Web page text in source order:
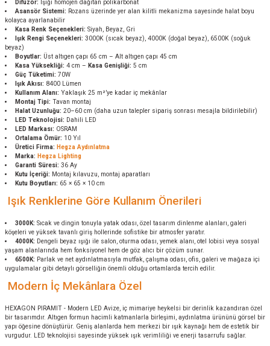
Difüzör:
Işığı homojen dağıtan polikarbonat
Asansör Sistemi: Rozans üzerinde yer alan kilitli mekanizma sayesinde halat boyu
kolayca ayarlanabilir
Kasa Renk Seçenekleri: Siyah, Beyaz, Gri
Işık Rengi Seçenekleri: 3000K (sıcak beyaz), 4000K (doğal beyaz), 6500K (soğuk
beyaz)
Boyutlar: Üst altıgen çapı 65 cm – Alt altıgen çapı 45 cm
Kasa Yüksekliği: 4 cm – Kasa Genişliği: 5 cm
Güç Tüketimi: 70W
Işık Akısı: 8400 Lümen
Kullanım Alanı: Yaklaşık 25 m²’ye kadar iç mekânlar
Montaj Tipi: Tavan montaj
Halat Uzunluğu: 20–60 cm (daha uzun talepler sipariş sonrası mesajla bildirilebilir)
LED Teknolojisi: Dahili LED
LED Markası: OSRAM
Ortalama Ömür: 10 Yıl
Üretici Firma: Hegza Aydınlatma
Marka: Hegza Lighting
Garanti Süresi: 36 Ay
Kutu İçeriği: Montaj kılavuzu, montaj aparatları
Kutu Boyutları: 65 × 65 × 10 cm
Işık Renklerine Göre Kullanım Önerileri
3000K: Sıcak ve dingin tonuyla yatak odası, özel tasarım dinlenme alanları, galeri
köşeleri ve yüksek tavanlı giriş hollerinde sofistike bir atmosfer yaratır.
4000K: Dengeli beyaz ışığı ile salon, oturma odası, yemek alanı, otel lobisi veya sosyal
yaşam alanlarında hem fonksiyonel hem de göz alıcı bir çözüm sunar.
6500K: Parlak ve net aydınlatmasıyla mutfak, çalışma odası, ofis, galeri ve mağaza içi
uygulamalar gibi detaylı görselliğin önemli olduğu ortamlarda tercih edilir.
Modern İç Mekânlara Özel
HEXAGON PIRAMIT - Modern LED Avize, iç mimariye heykelsi bir derinlik kazandıran özel
bir tasarımdır. Altıgen formun hacimli katmanlarla birleşimi, aydınlatma ürününü görsel bir
yapı öğesine dönüştürür. Geniş alanlarda hem merkezi bir ışık kaynağı hem de estetik bir
vurgudur. LED teknolojisi sayesinde yüksek ışık verimliliği ve enerji tasarrufu sağlar.